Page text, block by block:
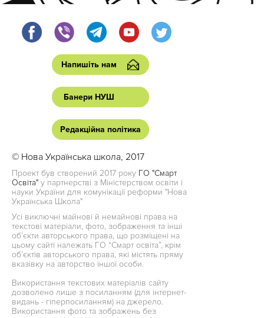
Напишіть нам
Банери НУШ
Редакційна політика
© Нова Українська школа, 2017
Проект був створений 2017 року ГО "Смарт
Освіта" у партнерстві з Міністерством освіти і
науки України для комунікації реформи "Нова
Українська Школа"
Усі виключні майнові й немайнові права на
текстові матеріали, фото, зображення та інші
об’єкти авторського права, що розміщені на
цьому сайті належать ГО “Смарт освіта”, крім
об’єктів авторського права, які містять пряму
вказівку на авторство іншої особи.
Використання текстових матеріалів сайту
дозволено лише з посиланням (для інтернет-
видань - гіперпосиланням) на джерело.
Використання фото та зображень без